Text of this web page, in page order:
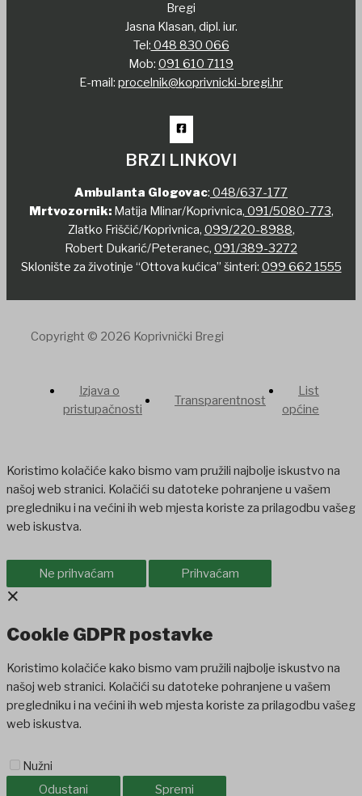
Bregi
Jasna Klasan, dipl. iur.
Tel: 048 830 066
Mob: 091 610 7119
E-mail: procelnik@koprivnicki-bregi.hr
BRZI LINKOVI
Ambulanta Glogovac: 048/637-177
Mrtvozornik:Matija Mlinar/Koprivnica, 091/5080-773,
Zlatko Friščić/Koprivnica, 099/220-8988,
Robert Dukarić/Peteranec, 091/389-3272
Sklonište za životinje “Ottova kućica” šinteri: 099 662 1555
Copyright © 2026 Koprivnički Bregi
Izjava o
pristupačnosti
Transparentnost
List
općine
Koristimo kolačiće kako bismo vam pružili najbolje iskustvo na
našoj web stranici. Kolačići su datoteke pohranjene u vašem
pregledniku i na većini ih web mjesta koriste za prilagodbu vašeg
web iskustva.
Ne prihvaćam Prihvaćam
×
Cookie GDPR postavke
Koristimo kolačiće kako bismo vam pružili najbolje iskustvo na
našoj web stranici. Kolačići su datoteke pohranjene u vašem
pregledniku i na većini ih web mjesta koriste za prilagodbu vašeg
web iskustva.
Nužni
Odustani
Spremi